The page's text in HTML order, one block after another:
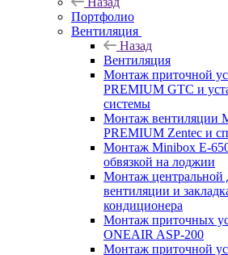
Портфолио
Вентиляция
Назад
Вентиляция
Монтаж приточной
PREMIUM GTC и
системы
Монтаж вентиляции
PREMIUM Zentec и
Монтаж Minibox E-
обвязкой на лоджии
Монтаж центральной
вентиляции и
кондиционера
Монтаж приточных
ONEAIR ASP-200
Монтаж приточной